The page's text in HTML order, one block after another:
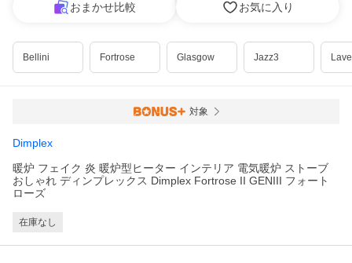
おまかせ比較 お気に入り
Bellini Fortrose Glasgow Jazz3
対象
Dimplex
暖炉 フェイク 炎 暖炉型ヒーター インテリア 電気暖炉 ストーブ
おしゃれ ディンプレックス Dimplex Fortrose II GENIII フォート
ローズ
在庫なし